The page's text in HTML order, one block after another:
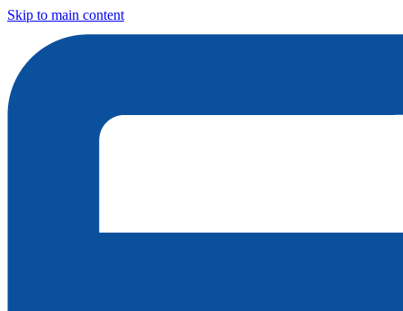
Skip to main content